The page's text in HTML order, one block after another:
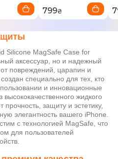
799₴
Silicone MagSafe Case for
аксессуар, но и надежный
повреждений, царапин и
специально для тех, кто
и инновационные
жидкого
защиту и эстетику,
элегантность вашего iPhone.
с технологией MagSafe, что
для пользователей